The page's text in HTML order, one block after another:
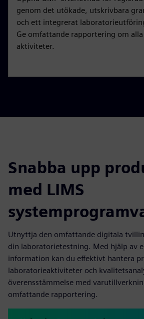
genom det utökade, utskrivbara
och ett integrerat
Ge omfattande rapportering om
aktiviteter.
Snabba upp
med LIMS
Utnyttja den omfattande digitala
din laboratorietestning. Med hjälp av
information kan du effektivt hantera
laboratorieaktiviteter och
överensstämmelse med
omfattande rapportering.